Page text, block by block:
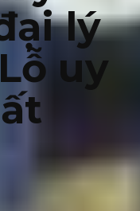
lý
uy